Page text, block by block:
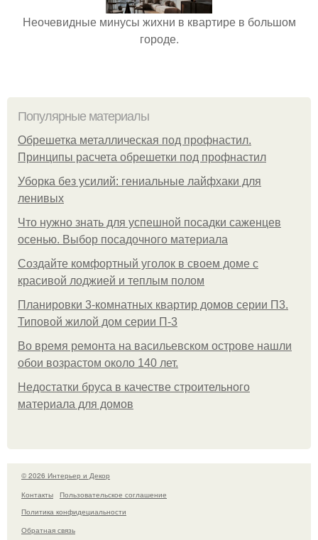
Неочевидные минусы жихни в квартире в большом
городе.
Популярные материалы
Обрешетка металлическая под профнастил.
Принципы расчета обрешетки под профнастил
Уборка без усилий: гениальные лайфхаки для
ленивых
Что нужно знать для успешной посадки саженцев
осенью. Выбор посадочного материала
Создайте комфортный уголок в своем доме с
красивой лоджией и теплым полом
Планировки 3-комнатных квартир домов серии П3.
Типовой жилой дом серии П-3
Во время ремонта на васильевском острове нашли
обои возрастом около 140 лет.
Недостатки бруса в качестве строительного
материала для домов
© 2026 Интерьер и Декор
Контакты
Пользовательское соглашение
Политика конфидециальности
Обратная связь